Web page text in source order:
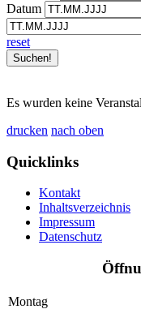
Datum
reset
Es wurden keine
drucken nach oben
Quicklinks
Kontakt
Inhaltsverzeichnis
Impressum
Datenschutz
Montag